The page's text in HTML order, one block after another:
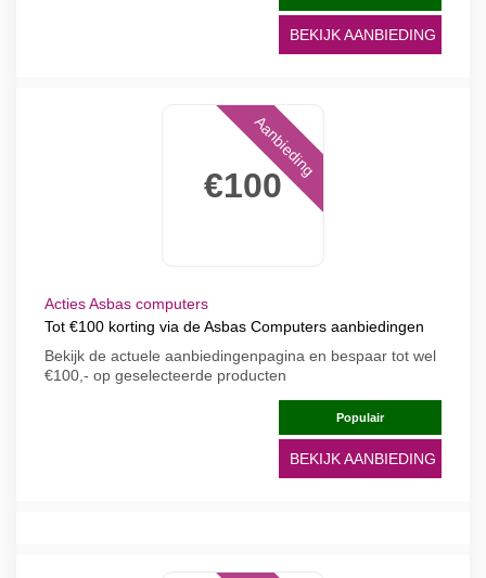
BEKIJK AANBIEDING
€100
Aanbieding
Acties Asbas computers
Tot €100 korting via de Asbas Computers aanbiedingen
Bekijk de actuele aanbiedingenpagina en bespaar tot wel
€100,- op geselecteerde producten
Populair
BEKIJK AANBIEDING